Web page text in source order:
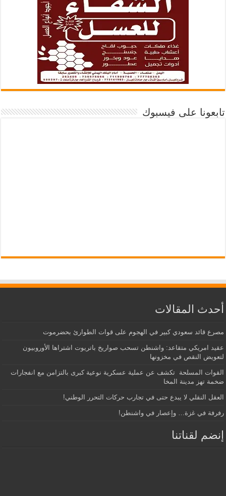
تابعونا على فيسبوك
أحدث المقالات
مصرع قائد سعودي كبير في الهجوم على قوات الطوارئ بحضرموت
عقيد امريكي متقاعد: واشنطن تسحب صواريخ باتريوت اشتراها الأوروبيون
لتعويض النقص في مخزونها
القوات المسلحة تكشف عن عملية عسكرية نوعية كبرى بالتزامن مع انفجارات
ضخمة تهز مدينة المخا
العقل النقلي لا يبدع حتى في تجارب حركات التحرر الوطني!
رفرفة في غزة… وإعصار في واشنطن!
إنضم لقناتنا